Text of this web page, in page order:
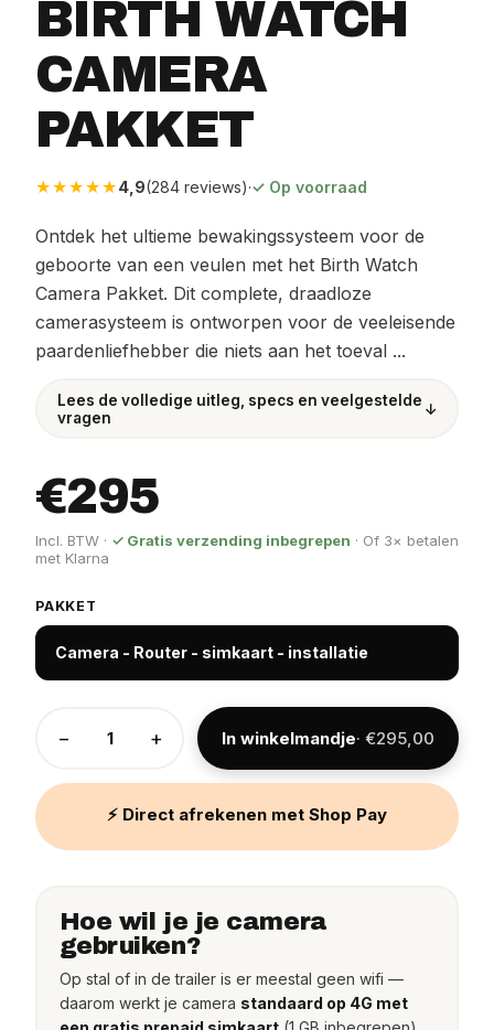
BIRTH WATCH
CAMERA
PAKKET
★★★★★4,9(284 reviews)·✓ Op voorraad
Ontdek het ultieme bewakingssysteem voor de
geboorte van een veulen met het Birth Watch
Camera Pakket. Dit complete, draadloze
camerasysteem is ontworpen voor de veeleisende
paardenliefhebber die niets aan het toeval ...
Lees de volledige uitleg, specs en veelgestelde
vragen
↓
€295
Incl. BTW · ✓ Gratis verzending inbegrepen · Of 3× betalen
met Klarna
PAKKET
Camera - Router - simkaart - installatie
− + In winkelmandje· €295,00
⚡ Direct afrekenen met Shop Pay
Hoe wil je je camera
gebruiken?
Op stal of in de trailer is er meestal geen wifi —
daarom werkt je camera standaard op 4G met